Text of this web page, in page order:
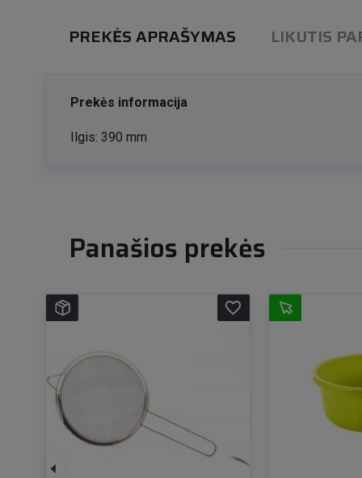
PREKĖS APRAŠYMAS LIKUTIS
Prekės informacija
Ilgis: 390 mm
Panašios prekės
favorite_border